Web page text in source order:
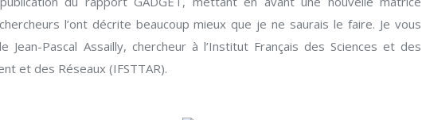
l’ont décrite beaucoup mieux que je ne saurais le faire. Je vous
Pascal Assailly, chercheur à l’Institut Français des Sciences et des
et des Réseaux (IFSTTAR).